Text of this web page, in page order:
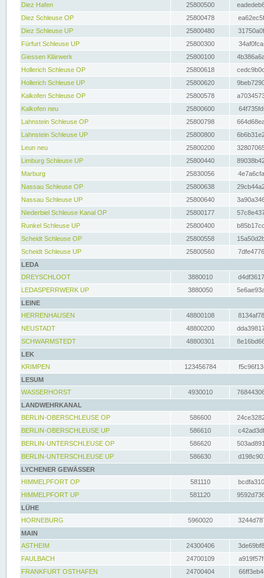
Diez Hafen
25800500
Diez Schleuse OP
25800478
Diez Schleuse UP
25800480
Fürfurt Schleuse UP
25800300
Giessen Klärwerk
25800100
Hollerich Schleuse OP
25800618
Hollerich Schleuse UP
25800620
Kalkofen Schleuse OP
25800578
Kalkofen neu
25800600
Lahnstein Schleuse OP
25800798
Lahnstein Schleuse UP
25800800
Leun neu
25800200
Limburg Schleuse UP
25800440
Marburg
25830056
Nassau Schleuse OP
25800638
Nassau Schleuse UP
25800640
Niederbiel Schleuse Kanal OP
25800177
Runkel Schleuse UP
25800400
Scheidt Schleuse OP
25800558
Scheidt Schleuse UP
25800560
LEDA
DREYSCHLOOT
3880010
LEDASPERRWERK UP
3880050
LEINE
HERRENHAUSEN
48800108
NEUSTADT
48800200
SCHWARMSTEDT
48800301
LEK
KRIMPEN
123456784
LESUM
WASSERHORST
4930010
LANDWEHRKANAL
BERLIN-OBERSCHLEUSE OP
586600
BERLIN-OBERSCHLEUSE UP
586610
BERLIN-UNTERSCHLEUSE OP
586620
BERLIN-UNTERSCHLEUSE UP
586630
LYCHENER GEWÄSSER
HIMMELPFORT OP
581110
HIMMELPFORT UP
581120
LÜHE
HORNEBURG
5960020
MAIN
ASTHEIM
24300406
FAULBACH
24700109
FRANKFURT OSTHAFEN
24700404